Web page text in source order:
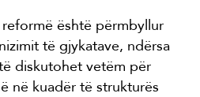
është përmbyllur
të gjykatave, ndërsa
diskutohet vetëm për
në kuadër të strukturës